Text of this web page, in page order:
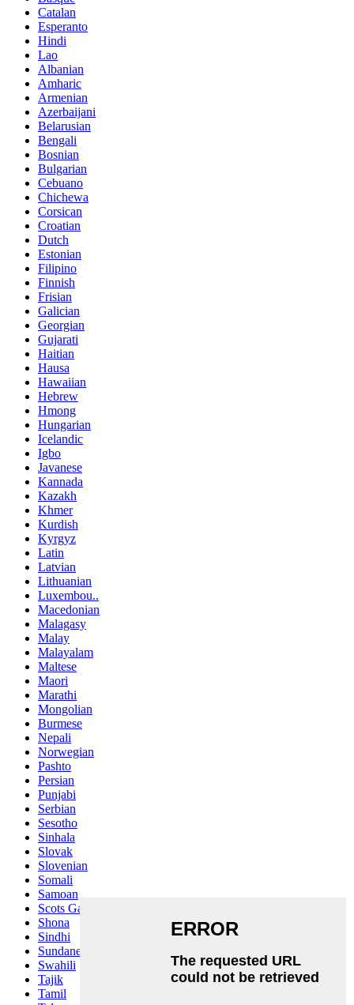
Catalan
Esperanto
Hindi
Lao
Albanian
Amharic
Armenian
Azerbaijani
Belarusian
Bengali
Bosnian
Bulgarian
Cebuano
Chichewa
Corsican
Croatian
Dutch
Estonian
Filipino
Finnish
Frisian
Galician
Georgian
Gujarati
Haitian
Hausa
Hawaiian
Hebrew
Hmong
Hungarian
Icelandic
Igbo
Javanese
Kannada
Kazakh
Khmer
Kurdish
Kyrgyz
Latin
Latvian
Lithuanian
Luxembou..
Macedonian
Malagasy
Malay
Malayalam
Maltese
Maori
Marathi
Mongolian
Burmese
Nepali
Norwegian
Pashto
Persian
Punjabi
Serbian
Sesotho
Sinhala
Slovak
Slovenian
Somali
Samoan
Scots Gaelic
Shona
Sindhi
Sundanese
Swahili
Tajik
Tamil